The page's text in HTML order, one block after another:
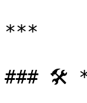
***
### 🛠